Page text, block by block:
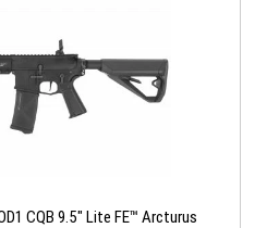
CQB 9.5" Lite FE™ Arcturus